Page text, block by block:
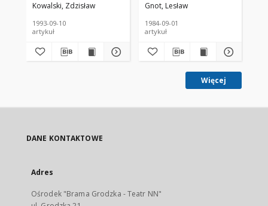
Kowalski, Zdzisław
1993-09-10
artykuł
Lublina w roku 1939
Gnot, Lesław
1984-09-01
artykuł
Więcej
DANE KONTAKTOWE
Adres
Ośrodek "Brama Grodzka - Teatr NN"